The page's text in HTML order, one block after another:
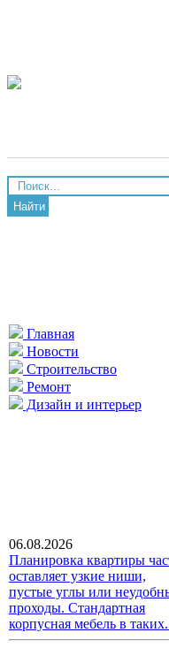
Найти
Главная
Новости
Строительство
Ремонт
Дизайн и интерьер
06.08.2026
Планировка квартиры
оставляет узкие ниши,
пустые углы или
проходы. Стандартная
корпусная мебель в